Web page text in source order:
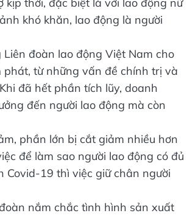
thời, đặc biệt là với lao động nữ
khó khăn, lao động là người
đoàn lao động Việt Nam cho
từ những vấn đề chính trị và
đã hết phần tích lũy, doanh
đến người lao động mà còn
phần lớn bị cắt giảm nhiều hơn
để làm sao người lao động có đủ
Covid-19 thì việc giữ chân người